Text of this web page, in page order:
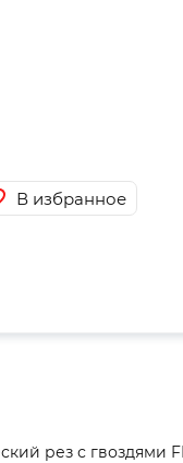
В избранное
рез с гвоздями